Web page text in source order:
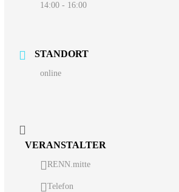
14:00 - 16:00
STANDORT
online
VERANSTALTER
RENN.mitte
Telefon